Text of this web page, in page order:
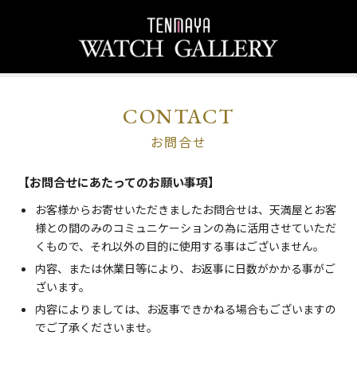
CONTACT
お問合せ
【お問合せにあたってのお願い事項】
お客様からお寄せいただきましたお問合せは、天満屋とお客
様との間のみのコミュニケーションの為に活用させていただ
くもので、それ以外の目的に使用する事はございません。
内容、または休業日等により、お返事に日数がかかる事がご
ざいます。
内容によりましては、お返事できかねる場合もございますの
でご了承くださいませ。